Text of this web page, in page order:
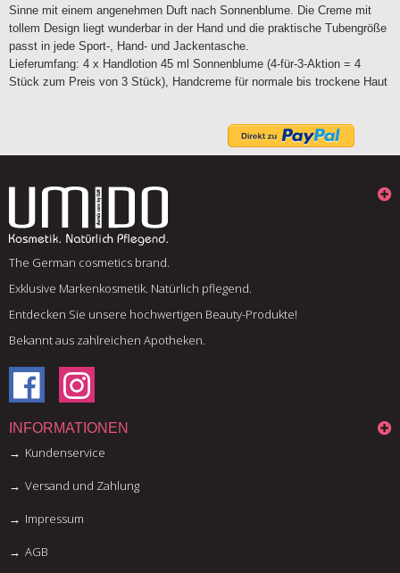
Sinne mit einem angenehmen Duft nach Sonnenblume. Die Creme mit
tollem Design liegt wunderbar in der Hand und die praktische Tubengröße
passt in jede Sport-, Hand- und Jackentasche.
Lieferumfang: 4 x Handlotion 45 ml Sonnenblume (4-für-3-Aktion = 4
Stück zum Preis von 3 Stück), Handcreme für normale bis trockene Haut
The German cosmetics brand.
Exklusive Markenkosmetik. Natürlich pflegend.
Entdecken Sie unsere hochwertigen Beauty-Produkte!
Bekannt aus zahlreichen Apotheken.
INFORMATIONEN
Kundenservice
Versand und Zahlung
Impressum
AGB